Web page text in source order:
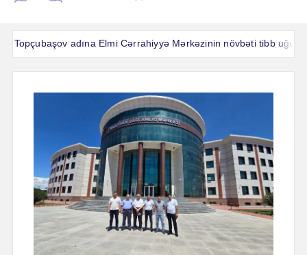
adına Elmi Cərrahiyyə Mərkəzinin növbəti tibb